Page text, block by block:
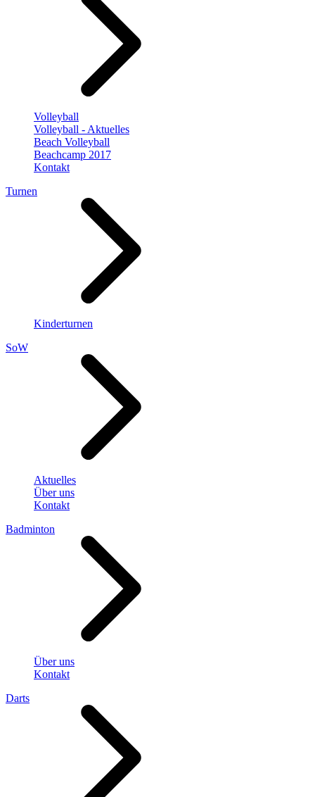
Volleyball
Volleyball - Aktuelles
Beach Volleyball
Beachcamp 2017
Kontakt
Turnen
Kinderturnen
SoW
Aktuelles
Über uns
Kontakt
Badminton
Über uns
Kontakt
Darts